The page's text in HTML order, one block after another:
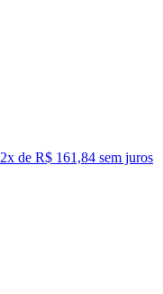
2x de R$ 161,84 sem juros